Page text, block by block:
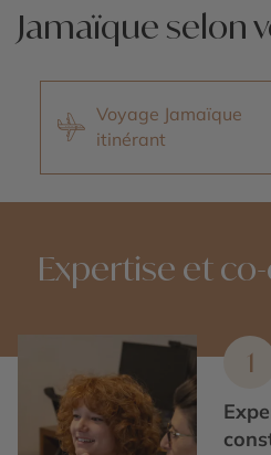
Jamaïque selon
Voyage Jamaïque
itinérant
Expertise et
1